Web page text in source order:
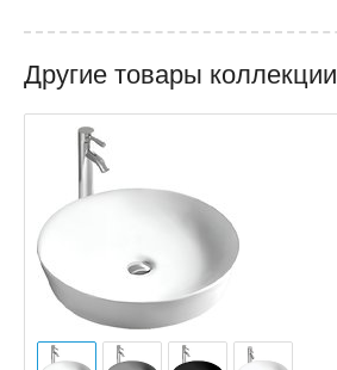
Другие товары коллекции